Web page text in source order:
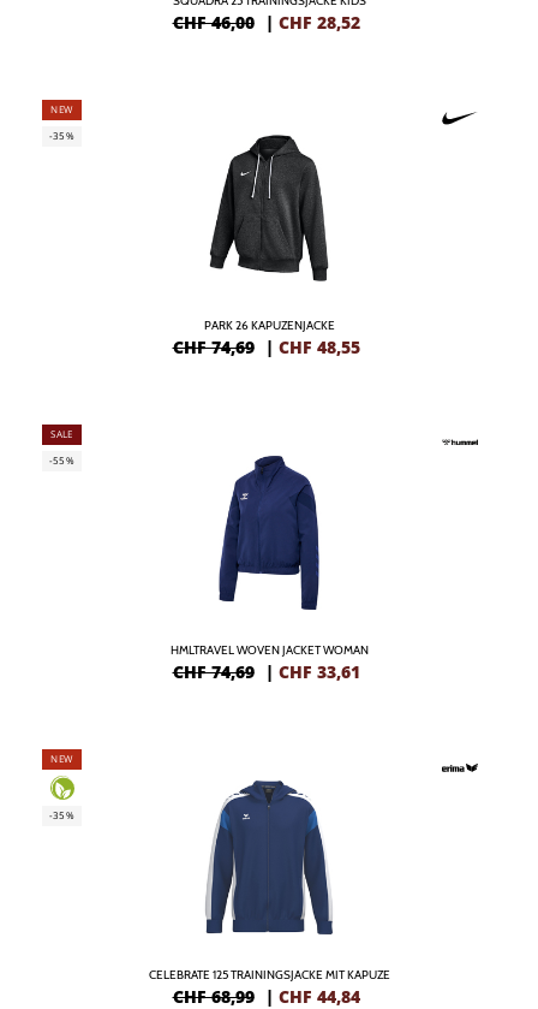
CHF 46,00 | CHF 28,52
NEW
-35%
PARK 26 KAPUZENJACKE
CHF 74,69 | CHF 48,55
SALE
-55%
HMLTRAVEL WOVEN JACKET WOMAN
CHF 74,69 | CHF 33,61
NEW
-35%
CELEBRATE 125 TRAININGSJACKE MIT KAPUZE
CHF 68,99 | CHF 44,84